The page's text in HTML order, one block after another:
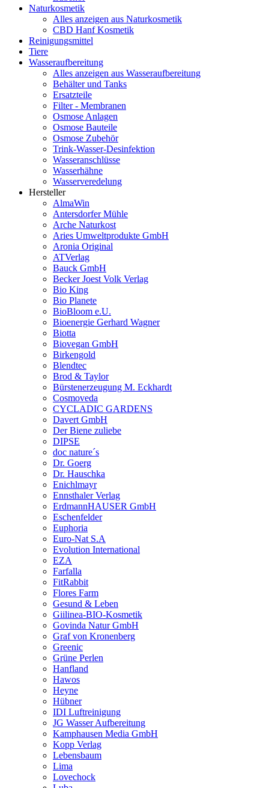
Naturkosmetik
Alles anzeigen aus Naturkosmetik
CBD Hanf Kosmetik
Reinigungsmittel
Tiere
Wasseraufbereitung
Alles anzeigen aus Wasseraufbereitung
Behälter und Tanks
Ersatzteile
Filter - Membranen
Osmose Anlagen
Osmose Bauteile
Osmose Zubehör
Trink-Wasser-Desinfektion
Wasseranschlüsse
Wasserhähne
Wasserveredelung
Hersteller
AlmaWin
Antersdorfer Mühle
Arche Naturkost
Aries Umweltprodukte GmbH
Aronia Original
ATVerlag
Bauck GmbH
Becker Joest Volk Verlag
Bio King
Bio Planete
BioBloom e.U.
Bioenergie Gerhard Wagner
Biotta
Biovegan GmbH
Birkengold
Blendtec
Brod & Taylor
Bürstenerzeugung M. Eckhardt
Cosmoveda
CYCLADIC GARDENS
Davert GmbH
Der Biene zuliebe
DIPSE
doc nature´s
Dr. Goerg
Dr. Hauschka
Enichlmayr
Ennsthaler Verlag
ErdmannHAUSER GmbH
Eschenfelder
Euphoria
Euro-Nat S.A
Evolution International
EZA
Farfalla
FitRabbit
Flores Farm
Gesund & Leben
Giilinea-BIO-Kosmetik
Govinda Natur GmbH
Graf von Kronenberg
Greenic
Grüne Perlen
Hanfland
Hawos
Heyne
Hübner
IDI Luftreinigung
JG Wasser Aufbereitung
Kamphausen Media GmbH
Kopp Verlag
Lebensbaum
Lima
Lovechock